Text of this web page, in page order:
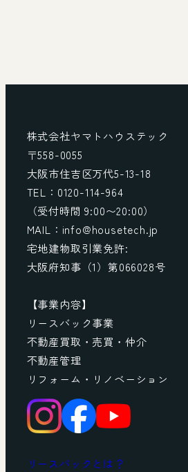
株式会社ヤマトハウステック
〒558-0055
大阪市住吉区万代5-13-18
TEL：0120-114-964
（受付時間 9:00〜20:00）
MAIL：info@housetech.jp
宅地建物取引業免許:
大阪府知事（1）第066028号
【事業内容】
リースバック事業
不動産買取・売買・仲介
不動産管理
リフォーム・リノベーション
リースバックとは？